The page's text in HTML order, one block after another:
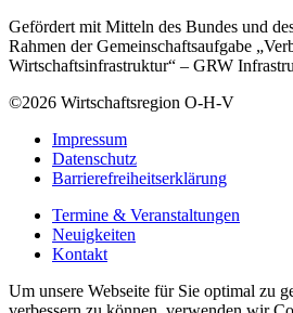
Gefördert mit Mitteln des Bundes und
Rahmen der Gemeinschaftsaufgabe
Wirtschaftsinfrastruktur“ – GRW
©2026 Wirtschaftsregion O-H-V
Impressum
Datenschutz
Barrierefreiheitserklärung
Termine & Veranstaltungen
Neuigkeiten
Kontakt
Um unsere Webseite für Sie optimal zu